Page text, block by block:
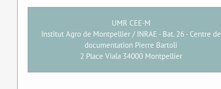
UMR CEE-M
Institut Agro de Montpellier / INRAE - Bat. 26 - Centre de
documentation Pierre Bartoli
2 Place Viala 34000 Montpellier